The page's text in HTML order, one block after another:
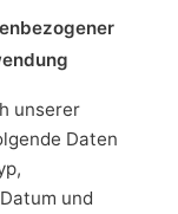
unserer
Daten
und